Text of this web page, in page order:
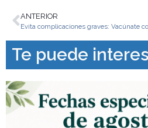
ANTERIOR
Evita complicaciones graves: Vacúnate
Te puede